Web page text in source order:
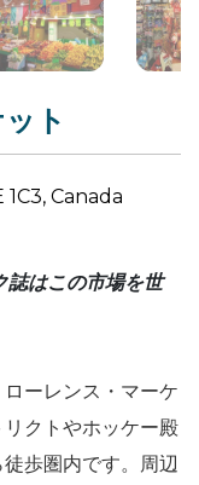
ト
Canada
誌はこの市場を世
ーレンス・マーケ
クトやホッケー殿
歩圏内です。周辺